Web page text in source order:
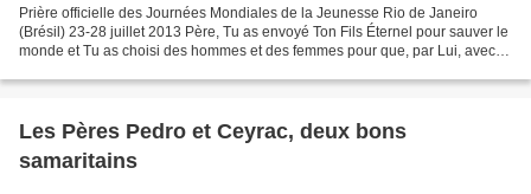
Prière officielle des Journées Mondiales de la Jeunesse Rio de Janeiro
(Brésil) 23-28 juillet 2013 Père, Tu as envoyé Ton Fils Éternel pour sauver le
monde et Tu as choisi des hommes et des femmes pour que, par Lui, avec
Les Pères Pedro et Ceyrac, deux bons
samaritains